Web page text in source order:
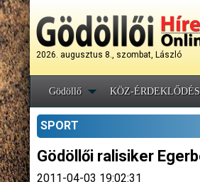
2026. augusztus 8., szombat, László
Gödöllő KÖZ-ÉRDEKLŐDÉS
SPORT
Gödöllői ralisiker
2011-04-03 19:02:31